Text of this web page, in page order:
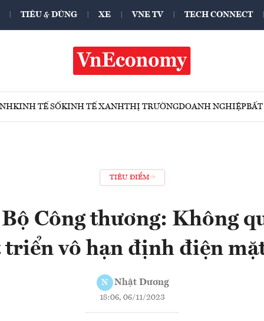
TIÊU & DÙNG XE VNE TV TECH CONNECT
KINH TẾ SỐKINH TẾ XANHTHỊ TRƯỜNGDOANH NGHIỆPBẤT
TIÊU ĐIỂM
Công thương: Không
triển vô hạn định điện
N Nhật Dương
18:06, 06/11/2023